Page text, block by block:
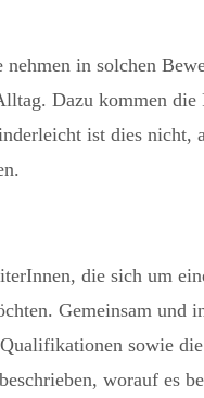
in solchen
Dazu kommen
ist dies nicht,
die sich um
Gemeinsam und
sowie
worauf es